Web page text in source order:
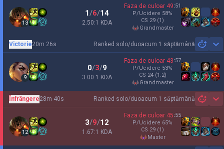
13
1/6/14
2.50:1 KDA
Faza de culoar 49:51
P/Ucidere 58%
CS 29 (1)
grandmaster
Ranked solo/duoacum 1 săptămână
Victorie20m 26s
9
0/3/9
3.00:1 KDA
Faza de culoar 43:57
P/Ucidere 53%
CS 24 (1.2)
grandmaster
Ranked solo/duoacum 1 săptămână
Înfrângere28m 40s
12
3/9/12
1.67:1 KDA
Faza de culoar 45:55
P/Ucidere 65%
CS 29 (1)
master